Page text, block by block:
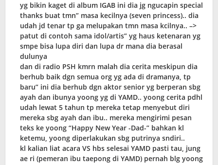
yg bikin kaget di album IGAB ini dia jg ngucapin special
thanks buat tmn” masa kecilnya (seven princess).. dia
udah jd tenar tp ga melupakan tmn masa kcilnya.. –>
patut di contoh sama idol/artis” yg haus ketenaran yg
smpe bisa lupa diri dan lupa dr mana dia berasal
dulunya
dan di radio PSH kmrn malah dia cerita meskipun dia
berhub baik dgn semua org yg ada di dramanya, tp
baru” ini dia berhub dgn aktor senior yg berperan sbg
ayah dan ibunya yoong yg di YAMD.. yoong cerita pdhl
udah lewat 5 tahun tp mereka tetap menyebut diri
mereka sbg ayah dan ibu.. mereka mengirimi pesan
teks ke yoong “Happy New Year -Dad-” bahkan kl
ketemu, yoong diperlakukan sbg putrinya sndiri..
kl kalian liat acara VS hbs selesai YAMD pasti tau, jung
ae ri (pemeran ibu taepong di YAMD) pernah blg yoong